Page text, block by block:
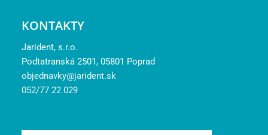
KONTAKTY
Jarident, s.r.o.
Podtatranská 2501, 05801 Poprad
objednavky@jarident.sk
052/77 22 029